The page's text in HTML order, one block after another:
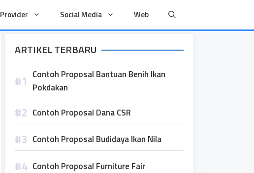
Provider Social Media Web
ARTIKEL TERBARU
Contoh Proposal Bantuan Benih Ikan
Pokdakan
Contoh Proposal Dana CSR
Contoh Proposal Budidaya Ikan Nila
Contoh Proposal Furniture Fair